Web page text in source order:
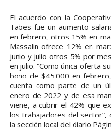
El acuerdo con la
Tabes fue un aumento
en febrero, otros 15% en
Massalin ofrece 12% en
junio y julio otros 5% por
en julio. “Como única oferta
bono de $45.000 en
cuenta como parte de un
enero de 2022 y de esa
viene, a cubrir el 42% que
los trabajadores del sector”,
la sección local del diario